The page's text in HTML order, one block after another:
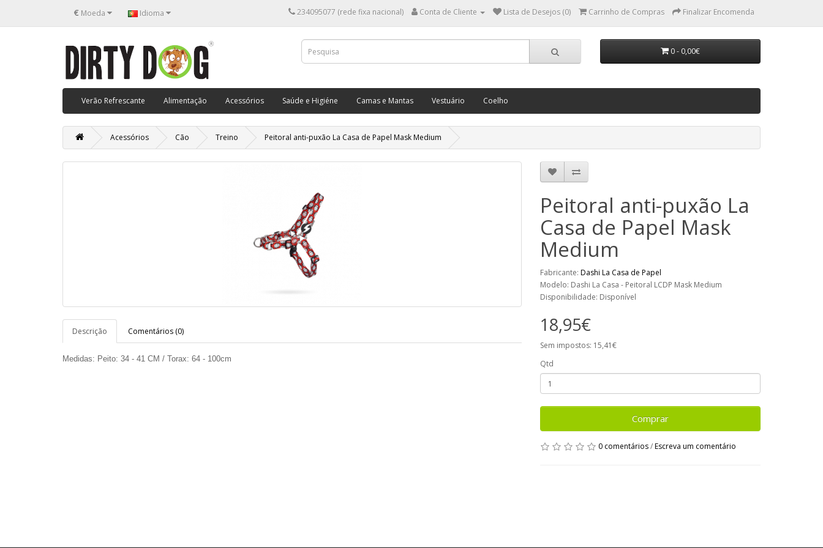
€ Moeda Idioma 234095077 (rede fixa nacional) Conta de Cliente Lista de Desejos (0) Carrinho de Compras Finalizar Encomenda
0 - 0,00€
Verão Refrescante Alimentação Acessórios Saúde e Higiéne Camas e Mantas Vestuário Coelho
Acessórios Cão Treino Peitoral anti-puxão La Casa de Papel Mask Medium
Descrição Comentários (0)
Medidas: Peito: 34 - 41 CM / Torax: 64 - 100cm
Peitoral anti-puxão La
Casa de Papel Mask
Medium
Fabricante: Dashi La Casa de Papel
Modelo: Dashi La Casa - Peitoral LCDP Mask Medium
Disponibilidade: Disponível
18,95€
Sem impostos: 15,41€
Qtd
Comprar
0 comentários/Escreva um comentário